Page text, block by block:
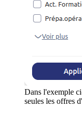
Dans l'exemple
seules les offres